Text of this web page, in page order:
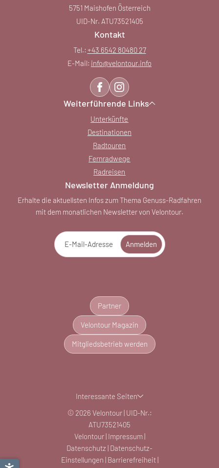
5751 Maishofen Österreich
UID-Nr. ATU73521405
Kontakt
Tel.: +43 6542 80480 27
E-Mail: info@velontour.info
Weiterführende Links
Unterkünfte
Destinationen
Radtouren
Fernradwege
Radreisen
Newsletter Anmeldung
Erhalte die aktuellsten Infos zum Thema Genuss-Radfahren
mit dem monatlichen Newsletter von Velontour.
E-Mail-Adresse Anmelden
Partner
Velontour Magazin
Mitgliedsbetrieb werden
Interessante Seiten
© 2026 Velontour| UID-Nr.:
ATU73521405
Velontour| Impressum|
Datenschutz | Datenschutz-
Einstellungen | Barrierefreiheit|